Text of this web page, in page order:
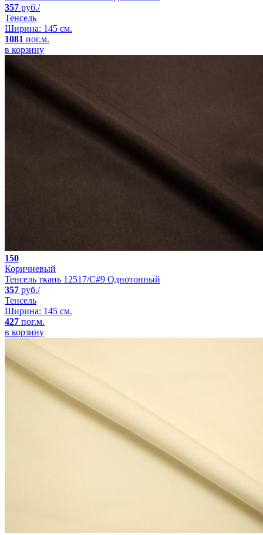
357 руб./
Тенсель
Ширина: 145 см.
1081 пог.м.
в корзину
150
Коричневый
Тенсель ткань 12517/C#9 Однотонный
357 руб./
Тенсель
Ширина: 145 см.
427 пог.м.
в корзину